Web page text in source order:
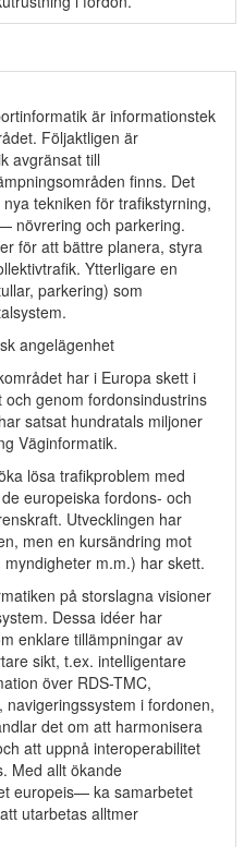
är informationstek
Följaktligen är
avgränsat till
finns. Det
tekniken för trafikstyrning,
növrering och parkering.
för att bättre planera, styra
Ytterligare en
parkering) som
angelägenhet
har i Europa skett i
genom fordonsindustrins
satsat hundratals miljoner
Väginformatik.
lösa trafikproblem med
europeiska fordons- och
Utvecklingen har
men en kursändring mot
m.m.) har skett.
på storslagna visioner
Dessa idéer har
enklare tillämpningar av
sikt, t.ex. intelligentare
över RDS-TMC,
i fordonen,
det om att harmonisera
att uppnå interoperabilitet
Med allt ökande
europeis— ka samarbetet
utarbetas alltmer